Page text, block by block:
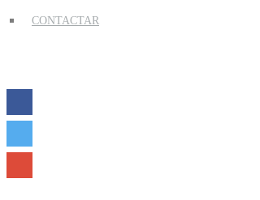
CONTACTAR